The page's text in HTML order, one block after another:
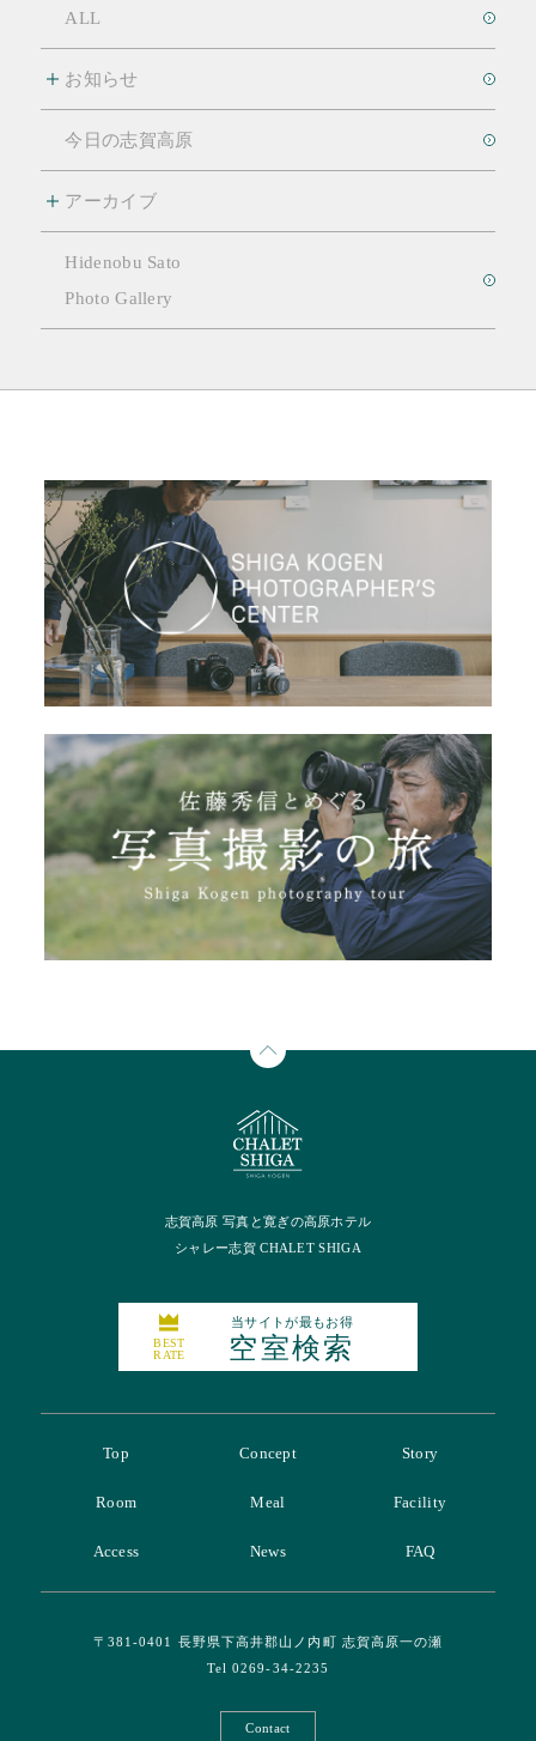
ALL
お知らせ
今日の志賀高原
アーカイブ
Hidenobu Sato
Photo Gallery
志賀高原 写真と寛ぎの高原ホテル
シャレー志賀 CHALET SHIGA
BEST
RATE
当サイトが最もお得
空室検索
Top Concept Story
Room Meal Facility
Access News FAQ
〒381-0401 長野県下高井郡山ノ内町 志賀高原一の瀬
Tel 0269-34-2235
Contact